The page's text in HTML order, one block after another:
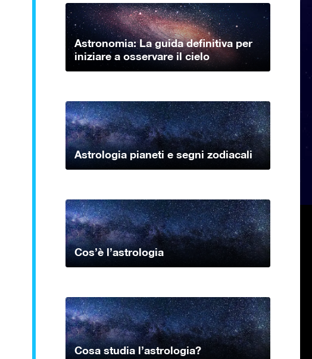
Astronomia: La guida definitiva per
iniziare a osservare il cielo
Astrologia pianeti e segni zodiacali
Cos’è l’astrologia
Cosa studia l’astrologia?